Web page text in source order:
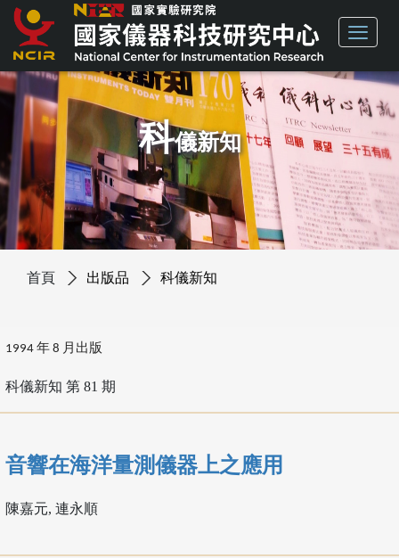
科儀新知
首頁 出版品 科儀新知
1994 年 8 月出版
科儀新知 第 81 期
音響在海洋量測儀器上之應用
陳嘉元, 連永順